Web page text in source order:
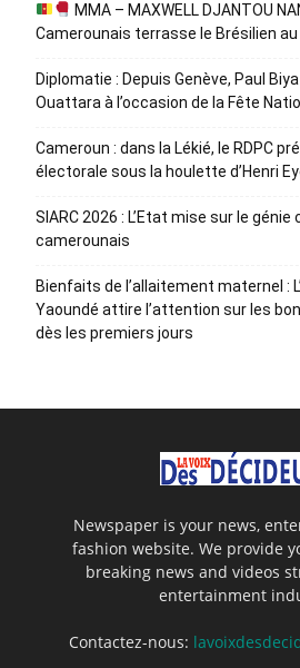
MMA – MAXWELL DJANTOU
Camerounais terrasse le Brésilien au
Diplomatie : Depuis Genève, Paul
Ouattara à l’occasion de la Fête
Cameroun : dans la Lékié, le RDPC
électorale sous la houlette d’Henri
SIARC 2026 : L’Etat mise sur le
camerounais
Bienfaits de l’allaitement maternel :
Yaoundé attire l’attention sur les
dès les premiers jours
Newspaper is your news,
fashion website. We provide
breaking news and videos
entertainment
Contactez-nous: